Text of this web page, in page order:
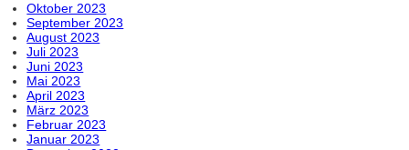
Oktober 2023
September 2023
August 2023
Juli 2023
Juni 2023
Mai 2023
April 2023
März 2023
Februar 2023
Januar 2023